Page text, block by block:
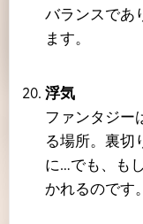
バランスであ
ます。
浮気
ファンタジー
る場所。裏切
に…でも、も
かれるのです。